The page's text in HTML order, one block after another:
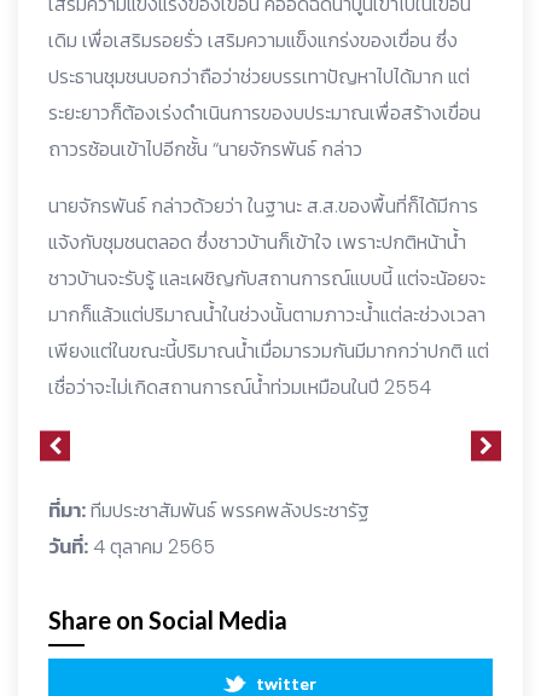
เดิม เพื่อเสริมรอยรั่ว เสริมความแข็งแกร่งของเขื่อน ซึ่ง
ประธานชุมชนบอกว่าถือว่าช่วยบรรเทาปัญหาไปได้มาก แต่
ระยะยาวก็ต้องเร่งดำเนินการของบประมาณเพื่อสร้างเขื่อน
ถาวรซ้อนเข้าไปอีกชั้น “นายจักรพันธ์ กล่าว
นายจักรพันธ์ กล่าวด้วยว่า ในฐานะ ส.ส.ของพื้นที่ก็ได้มีการ
แจ้งกับชุมชนตลอด ซึ่งชาวบ้านก็เข้าใจ เพราะปกติหน้าน้ำ
ชาวบ้านจะรับรู้ และเผชิญกับสถานการณ์แบบนี้ แต่จะน้อยจะ
มากก็แล้วแต่ปริมาณน้ำในช่วงนั้นตามภาวะน้ำแต่ละช่วงเวลา
เพียงแต่ในขณะนี้ปริมาณน้ำเมื่อมารวมกันมีมากกว่าปกติ แต่
เชื่อว่าจะไม่เกิดสถานการณ์น้ำท่วมเหมือนในปี 2554
ที่มา:ทีมประชาสัมพันธ์ พรรคพลังประชารัฐ
วันที่: 4 ตุลาคม 2565
Share on Social Media
twitter